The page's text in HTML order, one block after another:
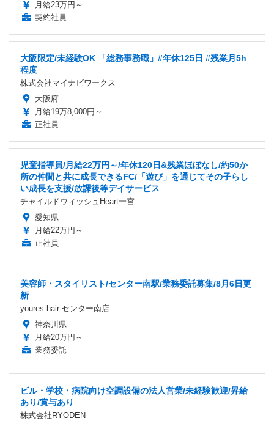
月給23万円～
契約社員
大阪限定/未経験OK 「総務事務職」#年休125日 #残業月5h
程度
株式会社マイナビワークス
大阪府
月給19万8,000円～
正社員
児童指導員/月給22万円～/年休120日&残業ほぼなし/約50か
所の仲間と共に成長できるFC/「遊び」を通じてその子らし
い成長を支援/放課後等デイサービス
チャイルドウィッシュHeart一宮
愛知県
月給22万円～
正社員
美容師・スタイリスト/センター南駅/業務委託募集/8月6日更
新
youres hair センター南店
神奈川県
月給20万円～
業務委託
ビル・学校・病院向け空調設備の法人営業/未経験歓迎/昇給
あり/賞与あり
株式会社RYODEN